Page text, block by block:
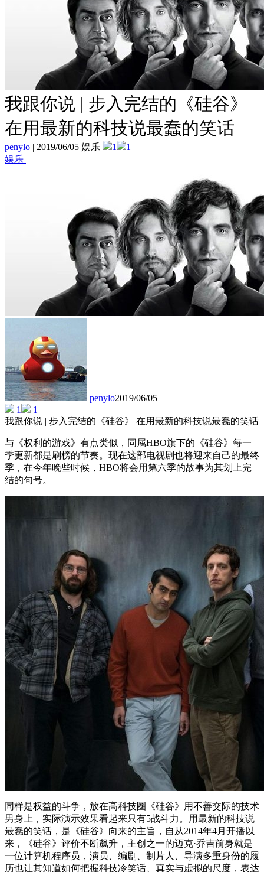
我跟你说 | 步入完结的《硅谷》
在用最新的科技说最蠢的笑话
penylo | 2019/06/05 娱乐 1
1
娱乐
penylo2019/06/05
1
1
我跟你说 | 步入完结的《硅谷》 在用最新的科技说最蠢的笑话
与《权利的游戏》有点类似，同属HBO旗下的《硅谷》每一
季更新都是刷榜的节奏。现在这部电视剧也将迎来自己的最终
季，在今年晚些时候，HBO将会用第六季的故事为其划上完
结的句号。
同样是权益的斗争，放在高科技圈《硅谷》用不善交际的技术
男身上，实际演示效果看起来只有5战斗力。用最新的科技说
最蠢的笑话，是《硅谷》向来的主旨，自从2014年4月开播以
来，《硅谷》评价不断飙升，主创之一的迈克·乔吉前身就是
一位计算机程序员，演员、编剧、制片人、导演多重身份的履
历也让其知道如何把握科技冷笑话、真实与虚拟的尺度，表达